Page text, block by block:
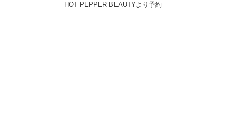
HOT PEPPER BEAUTYより予約